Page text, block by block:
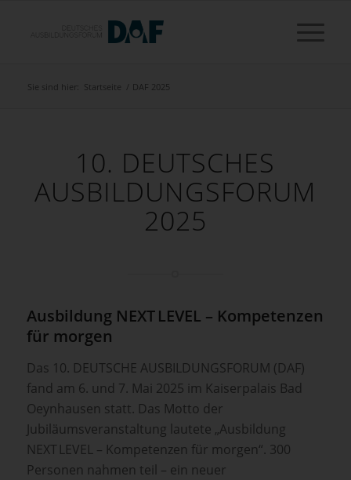
Sie sind hier: Startseite / DAF 2025
10. DEUTSCHES
AUSBILDUNGSFORUM
2025
Ausbildung NEXT LEVEL – Kompetenzen
für morgen
Das 10. DEUTSCHE AUSBILDUNGSFORUM (DAF)
fand am 6. und 7. Mai 2025 im Kaiserpalais Bad
Oeynhausen statt. Das Motto der
Jubiläumsveranstaltung lautete „Ausbildung
NEXT LEVEL – Kompetenzen für morgen“. 300
Personen nahmen teil – ein neuer